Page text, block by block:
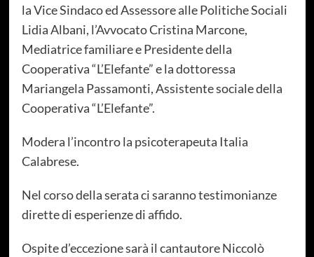
la Vice Sindaco ed Assessore alle Politiche Sociali
Lidia Albani, l’Avvocato Cristina Marcone,
Mediatrice familiare e Presidente della
Cooperativa “L’Elefante” e la dottoressa
Mariangela Passamonti, Assistente sociale della
Cooperativa “L’Elefante”.
Modera l’incontro la psicoterapeuta Italia
Calabrese.
Nel corso della serata ci saranno testimonianze
dirette di esperienze di affido.
Ospite d’eccezione sarà il cantautore Niccolò